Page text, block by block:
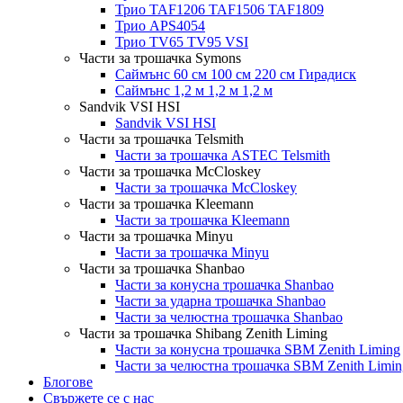
Трио TAF1206 TAF1506 TAF1809
Трио APS4054
Трио TV65 TV95 VSI
Части за трошачка Symons
Саймънс 60 см 100 см 220 см Гирадиск
Саймънс 1,2 м 1,2 м 1,2 м
Sandvik VSI HSI
Sandvik VSI HSI
Части за трошачка Telsmith
Части за трошачка ASTEC Telsmith
Части за трошачка McCloskey
Части за трошачка McCloskey
Части за трошачка Kleemann
Части за трошачка Kleemann
Части за трошачка Minyu
Части за трошачка Minyu
Части за трошачка Shanbao
Части за конусна трошачка Shanbao
Части за ударна трошачка Shanbao
Части за челюстна трошачка Shanbao
Части за трошачка Shibang Zenith Liming
Части за конусна трошачка SBM Zenith Liming
Части за челюстна трошачка SBM Zenith
Блогове
Свържете се с нас